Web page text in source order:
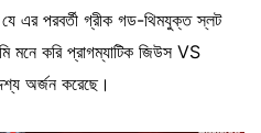
যে এর পরবর্তী গ্রীক গড-থিমযুক্ত স্লট
মনে করি প্রাগম্যাটিক জিউস VS
অর্জন করেছে।